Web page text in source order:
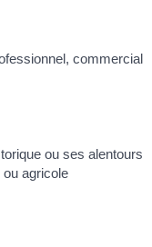
commercial
ou ses alentours
ou agricole